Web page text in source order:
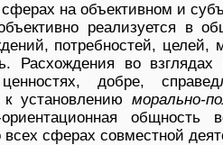
на объективном и
реализуется в
потребностей, целей,
Расхождения во взглядах
добре,
к установлениюморально-
общность
сферах совместной